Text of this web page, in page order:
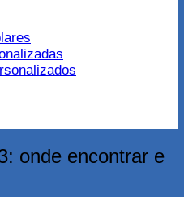
onde encontrar e